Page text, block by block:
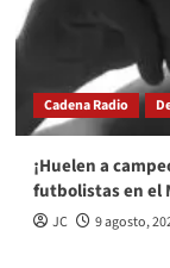
Cadena Radio
¡Huelen a
futbolistas en el
JC 9 agosto,